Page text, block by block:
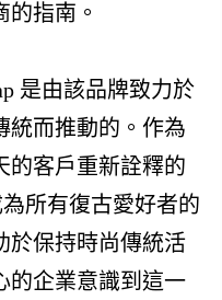
指南。
是由該品牌致力於
統而推動的。作為
的客戶重新詮釋的
所有復古愛好者的
於保持時尚傳統活
的企業意識到這一